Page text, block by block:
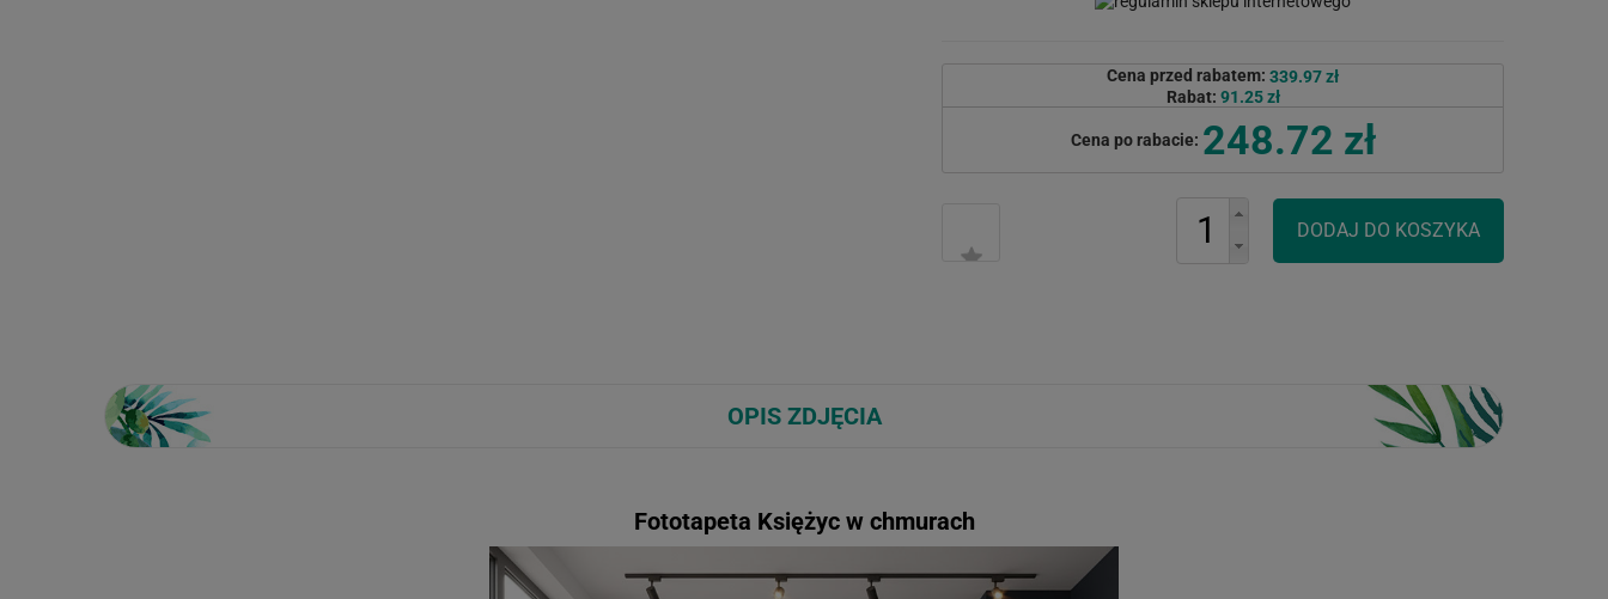
Cena przed rabatem: 339.97 zł
Rabat: 91.25 zł
Cena po rabacie: 248.72 zł
OPIS ZDJĘCIA
Fototapeta Księżyc w chmurach